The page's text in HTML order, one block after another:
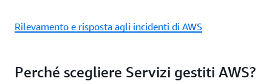
Rilevamento e risposta agli incidenti di AWS
Perché scegliere Servizi gestiti AWS?